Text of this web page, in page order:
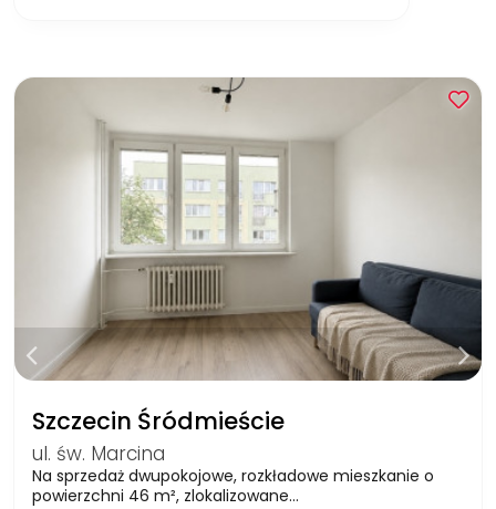
Szczecin Śródmieście
ul. św. Marcina
Na sprzedaż dwupokojowe, rozkładowe mieszkanie o
powierzchni 46 m², zlokalizowane…